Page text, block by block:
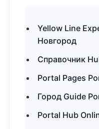
Yellow Line
Новгород
Справочник
Portal Pages
Город Guide
Portal Hub